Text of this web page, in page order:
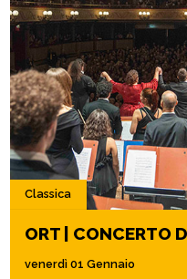
Classica
ORT | CONCERTO
venerdì 01 Gennaio